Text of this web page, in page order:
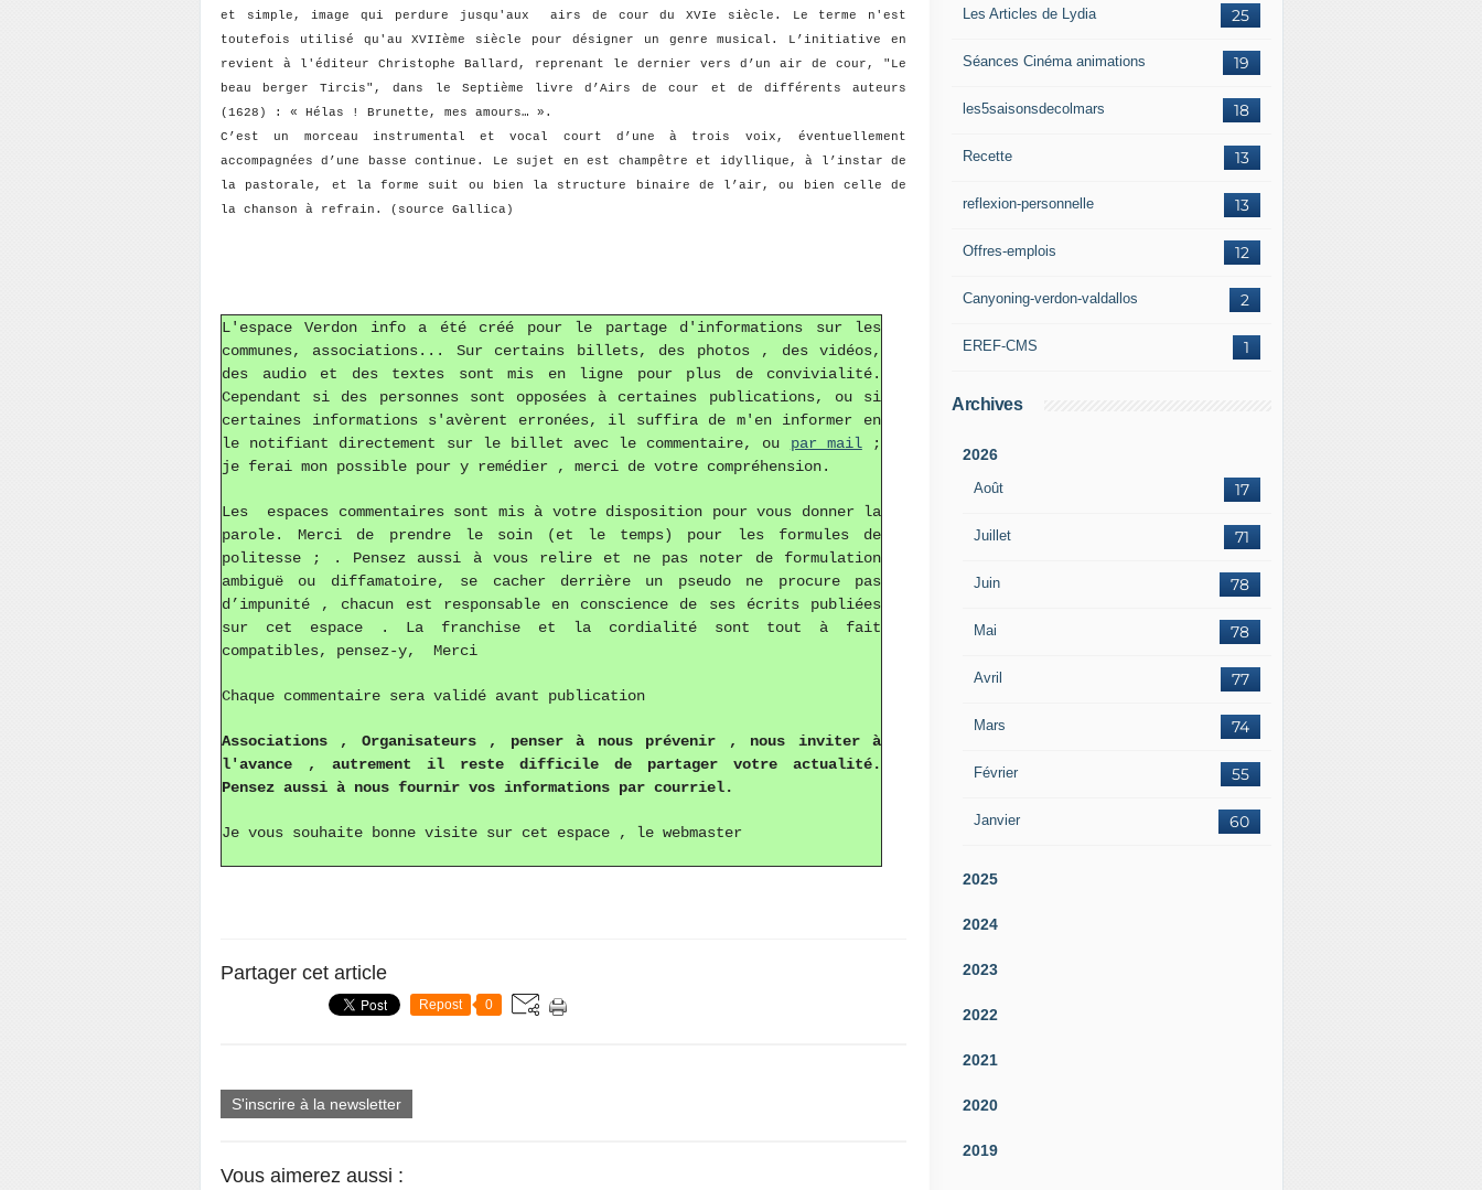
et simple, image qui perdure jusqu'aux airs de cour du XVIe siècle. Le terme n'est
toutefois utilisé qu'au XVIIème siècle pour désigner un genre musical. L’initiative en
revient à l'éditeur Christophe Ballard, reprenant le dernier vers d’un air de cour, "Le
beau berger Tircis", dans le Septième livre d’Airs de cour et de différents auteurs
(1628) : « Hélas ! Brunette, mes amours… ».
C’est un morceau instrumental et vocal court d’une à trois voix, éventuellement
accompagnées d’une basse continue. Le sujet en est champêtre et idyllique, à l’instar de
la pastorale, et la forme suit ou bien la structure binaire de l’air, ou bien celle de
la chanson à refrain. (source Gallica)
L'espace Verdon info a été créé pour le partage d'informations sur les
communes, associations... Sur certains billets, des photos , des vidéos,
des audio et des textes sont mis en ligne pour plus de convivialité.
Cependant si des personnes sont opposées à certaines publications, ou si
certaines informations s'avèrent erronées, il suffira de m'en informer en
le notifiant directement sur le billet avec le commentaire, ou par mail;
je ferai mon possible pour y remédier , merci de votre compréhension.
Les espaces commentaires sont mis à votre disposition pour vous donner la
parole. Merci de prendre le soin (et le temps) pour les formules de
politesse ; . Pensez aussi à vous relire et ne pas noter de formulation
ambiguë ou diffamatoire, se cacher derrière un pseudo ne procure pas
d’impunité , chacun est responsable en conscience de ses écrits publiées
sur cet espace . La franchise et la cordialité sont tout à fait
compatibles, pensez-y, Merci
Chaque commentaire sera validé avant publication
Associations , Organisateurs , penser à nous prévenir , nous inviter à
l'avance , autrement il reste difficile de partager votre actualité.
Pensez aussi à nous fournir vos informations par courriel.
Je vous souhaite bonne visite sur cet espace , le webmaster
Partager cet article
Repost 0
S'inscrire à la newsletter
Vous aimerez aussi :
25
Les Articles de Lydia
19
Séances Cinéma animations
18
les5saisonsdecolmars
13
Recette
13
reflexion-personnelle
12
Offres-emplois
2
Canyoning-verdon-valdallos
1
EREF-CMS
Archives
2026
Août 17
Juillet 71
Juin 78
Mai 78
Avril 77
Mars 74
Février 55
Janvier 60
2025
2024
2023
2022
2021
2020
2019